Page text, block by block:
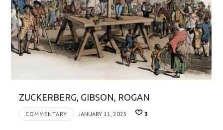
ZUCKERBERG, GIBSON, ROGAN
COMMENTARY JANUARY 11, 2025 3